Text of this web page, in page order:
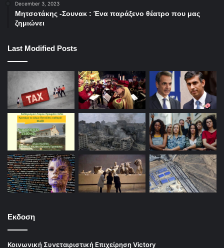
December 3, 2023
Μητσοτάκης -Σουνακ : Ένα παράξενο θέατρο που μας
ζημιώνει
Last Modified Posts
Εκδοση
Κοινωνική Συνεταιριστική Επιχείρηση Victory